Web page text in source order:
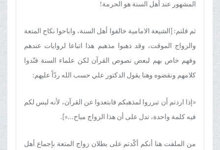
المشهور عند أهل السنة هو الحرمة!
ثم قلتم:
الشیعة الامامیة خالفوا أهل السنة، واباحوا نکاح المتعة
والزواج الموقت، وقد ذهبوا مذهبم هذا اتباعا لروایات عندهم
وفهم خاص بهم لبعض نصوص القرآن لکن علماء السنة فنّدوا
کلامهم ونقضوه وهنا یقول الدکتور علي حسب الله ردّاً علیهم:
«إذا اردتم أن تبرروا لمذهبکم فابتعدوا عن القرآن، لأنه لیس لکم
فیه کلمة واحدة، تدل علی أن هذا الزواج مباح...» .
من الملفت هنا أنکم أکّدتم علی بطلان زواج المتعة بإجماع أهل